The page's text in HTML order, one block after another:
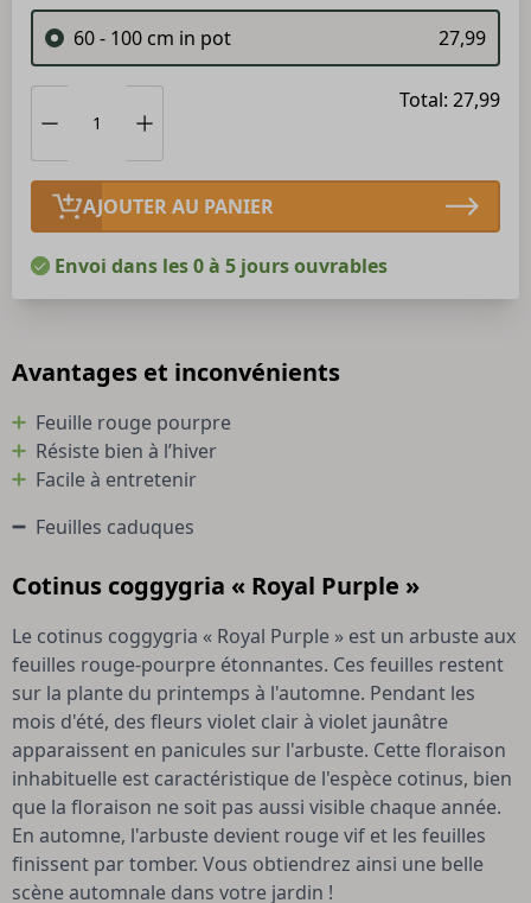
60 - 100 cm in pot
27,99
AJOUTER AU PANIER
Total: 27,99
Envoi dans les 0 à 5 jours ouvrables
Cotinus coggygria « Royal Purple »
Le cotinus coggygria « Royal Purple » est un arbuste aux
feuilles rouge-pourpre étonnantes. Ces feuilles restent
sur la plante du printemps à l'automne. Pendant les
mois d'été, des fleurs violet clair à violet jaunâtre
apparaissent en panicules sur l'arbuste. Cette floraison
inhabituelle est caractéristique de l'espèce cotinus, bien
que la floraison ne soit pas aussi visible chaque année.
En automne, l'arbuste devient rouge vif et les feuilles
finissent par tomber. Vous obtiendrez ainsi une belle
scène automnale dans votre jardin !
Avantages et inconvénients
Feuille rouge pourpre
Résiste bien à l’hiver
Facile à entretenir
Feuilles caduques